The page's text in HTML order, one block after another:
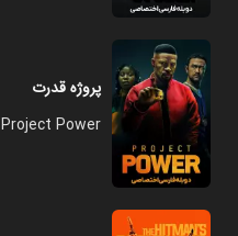
پروژه قدرت
Project Power